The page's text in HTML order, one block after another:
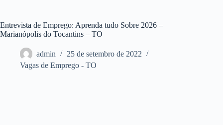
Entrevista de Emprego: Aprenda tudo Sobre 2026 –
Marianópolis do Tocantins – TO
admin
25 de setembro de 2022
Vagas de Emprego - TO